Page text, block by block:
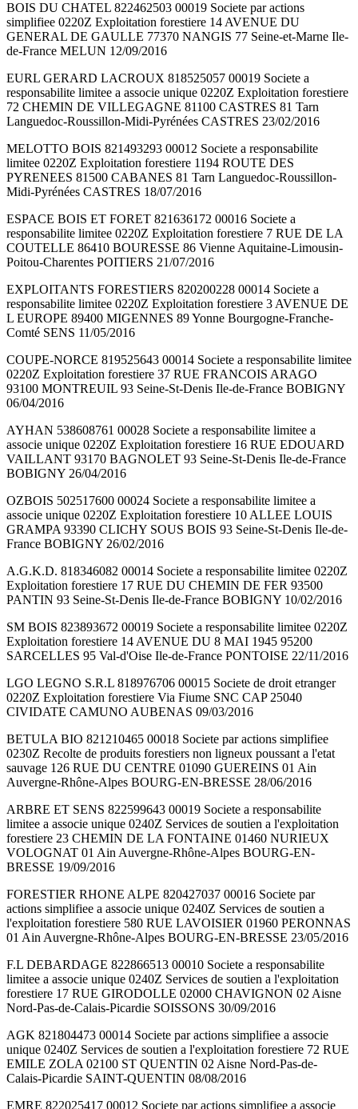
BOIS DU CHATEL 822462503 00019 Societe par actions
simplifiee 0220Z Exploitation forestiere 14 AVENUE DU
GENERAL DE GAULLE 77370 NANGIS 77 Seine-et-Marne Ile-
de-France MELUN 12/09/2016
EURL GERARD LACROUX 818525057 00019 Societe a
responsabilite limitee a associe unique 0220Z Exploitation forestiere
72 CHEMIN DE VILLEGAGNE 81100 CASTRES 81 Tarn
Languedoc-Roussillon-Midi-Pyrénées CASTRES 23/02/2016
MELOTTO BOIS 821493293 00012 Societe a responsabilite
limitee 0220Z Exploitation forestiere 1194 ROUTE DES
PYRENEES 81500 CABANES 81 Tarn Languedoc-Roussillon-
Midi-Pyrénées CASTRES 18/07/2016
ESPACE BOIS ET FORET 821636172 00016 Societe a
responsabilite limitee 0220Z Exploitation forestiere 7 RUE DE LA
COUTELLE 86410 BOURESSE 86 Vienne Aquitaine-Limousin-
Poitou-Charentes POITIERS 21/07/2016
EXPLOITANTS FORESTIERS 820200228 00014 Societe a
responsabilite limitee 0220Z Exploitation forestiere 3 AVENUE DE
L EUROPE 89400 MIGENNES 89 Yonne Bourgogne-Franche-
Comté SENS 11/05/2016
COUPE-NORCE 819525643 00014 Societe a responsabilite limitee
0220Z Exploitation forestiere 37 RUE FRANCOIS ARAGO
93100 MONTREUIL 93 Seine-St-Denis Ile-de-France BOBIGNY
06/04/2016
AYHAN 538608761 00028 Societe a responsabilite limitee a
associe unique 0220Z Exploitation forestiere 16 RUE EDOUARD
VAILLANT 93170 BAGNOLET 93 Seine-St-Denis Ile-de-France
BOBIGNY 26/04/2016
OZBOIS 502517600 00024 Societe a responsabilite limitee a
associe unique 0220Z Exploitation forestiere 10 ALLEE LOUIS
GRAMPA 93390 CLICHY SOUS BOIS 93 Seine-St-Denis Ile-de-
France BOBIGNY 26/02/2016
A.G.K.D. 818346082 00014 Societe a responsabilite limitee 0220Z
Exploitation forestiere 17 RUE DU CHEMIN DE FER 93500
PANTIN 93 Seine-St-Denis Ile-de-France BOBIGNY 10/02/2016
SM BOIS 823893672 00019 Societe a responsabilite limitee 0220Z
Exploitation forestiere 14 AVENUE DU 8 MAI 1945 95200
SARCELLES 95 Val-d'Oise Ile-de-France PONTOISE 22/11/2016
LGO LEGNO S.R.L 818976706 00015 Societe de droit etranger
0220Z Exploitation forestiere Via Fiume SNC CAP 25040
CIVIDATE CAMUNO AUBENAS 09/03/2016
BETULA BIO 821210465 00018 Societe par actions simplifiee
0230Z Recolte de produits forestiers non ligneux poussant a l'etat
sauvage 126 RUE DU CENTRE 01090 GUEREINS 01 Ain
Auvergne-Rhône-Alpes BOURG-EN-BRESSE 28/06/2016
ARBRE ET SENS 822599643 00019 Societe a responsabilite
limitee a associe unique 0240Z Services de soutien a l'exploitation
forestiere 23 CHEMIN DE LA FONTAINE 01460 NURIEUX
VOLOGNAT 01 Ain Auvergne-Rhône-Alpes BOURG-EN-
BRESSE 19/09/2016
FORESTIER RHONE ALPE 820427037 00016 Societe par
actions simplifiee a associe unique 0240Z Services de soutien a
l'exploitation forestiere 580 RUE LAVOISIER 01960 PERONNAS
01 Ain Auvergne-Rhône-Alpes BOURG-EN-BRESSE 23/05/2016
F.L DEBARDAGE 822866513 00010 Societe a responsabilite
limitee a associe unique 0240Z Services de soutien a l'exploitation
forestiere 17 RUE GIRODOLLE 02000 CHAVIGNON 02 Aisne
Nord-Pas-de-Calais-Picardie SOISSONS 30/09/2016
AGK 821804473 00014 Societe par actions simplifiee a associe
unique 0240Z Services de soutien a l'exploitation forestiere 72 RUE
EMILE ZOLA 02100 ST QUENTIN 02 Aisne Nord-Pas-de-
Calais-Picardie SAINT-QUENTIN 08/08/2016
EMRE 822025417 00012 Societe par actions simplifiee a associe